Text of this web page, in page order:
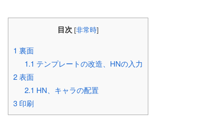
目次 [非常時]
1 裏面
1.1 テンプレートの改造、HNの入力
2表面
2.1 HN、キャラの配置
3 印刷